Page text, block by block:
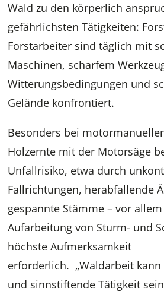
Wald zu den körperlich
gefährlichsten Tätigkeiten:
Forstarbeiter sind täglich mit
Maschinen, scharfem
Witterungsbedingungen und
Gelände konfrontiert.
Besonders bei
Holzernte mit der Motorsäge
Unfallrisiko, etwa durch
Fallrichtungen, herabfallende
gespannte Stämme – vor
Aufarbeitung von Sturm- und
höchste Aufmerksamkeit
erforderlich. „Waldarbeit
und sinnstiftende Tätigkeit